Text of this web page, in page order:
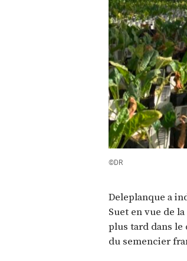
©DR
Deleplanque a
Suet en vue de
plus tard dans
du semencier